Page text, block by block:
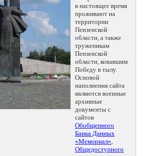
в настоящее время
проживают на
территории
Пензенской
области, а также
труженикам
Пензенской
области, ковавшим
Победу в тылу.
Основой
наполнения сайта
являются военные
архивные
документы с
сайтов
Обобщенного
Банка Данных
«Мемориал»,
Общедоступного